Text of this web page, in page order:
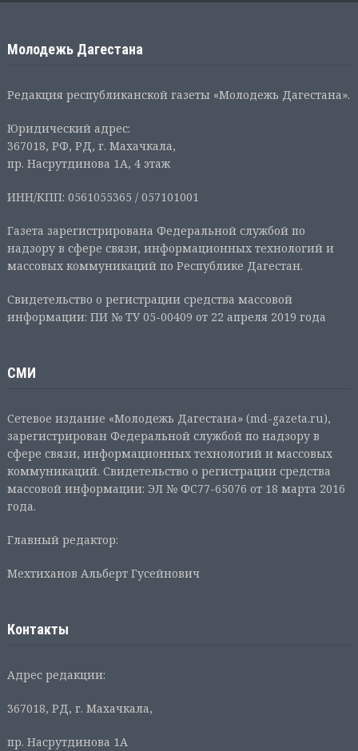
Молодежь Дагестана
Редакция республиканской газеты «Молодежь Дагестана».
Юридический адрес:
367018, РФ, РД, г. Махачкала,
пр. Насрутдинова 1А, 4 этаж
ИНН/КПП: 0561055365 / 057101001
Газета зарегистрирована Федеральной службой по
надзору в сфере связи, информационных технологий и
массовых коммуникаций по Республике Дагестан.
Свидетельство о регистрации средства массовой
информации: ПИ № ТУ 05-00409 от 22 апреля 2019 года
СМИ
Сетевое издание «Молодежь Дагестана» (md-gazeta.ru),
зарегистрирован Федеральной службой по надзору в
сфере связи, информационных технологий и массовых
коммуникаций. Свидетельство о регистрации средства
массовой информации: ЭЛ № ФС77-65076 от 18 марта 2016
года.
Главный редактор:
Мехтиханов Альберт Гусейнович
Контакты
Адрес редакции:
367018, РД, г. Махачкала,
пр. Насрутдинова 1А